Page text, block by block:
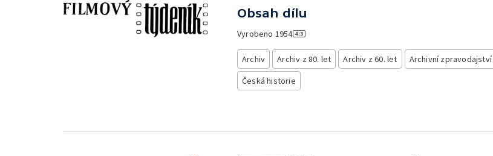
Obsah dílu
Vyrobeno 1954
Archiv Archiv z 80. let Archiv z 60. let Archivní zpravodajství
Česká historie